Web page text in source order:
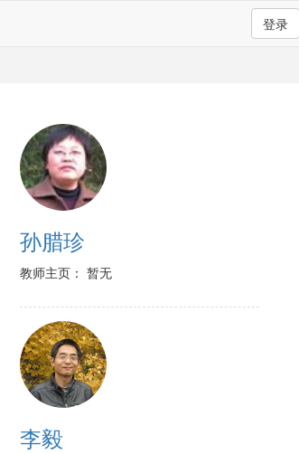
登录
孙腊珍
教师主页： 暂无
李毅